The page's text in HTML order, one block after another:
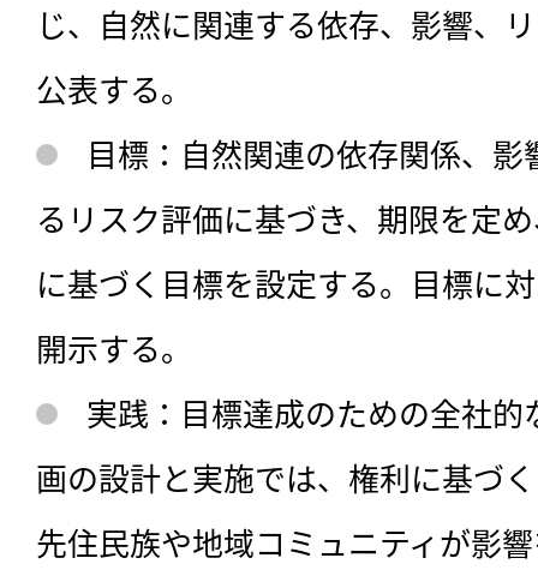
じ、自然に関連する依存、影響、
公表する。
目標：自然関連の依存関係、
るリスク評価に基づき、期限を定
に基づく目標を設定する。目標に
開示する。
実践：目標達成のための全社
画の設計と実施では、権利に基づ
先住民族や地域コミュニティが影